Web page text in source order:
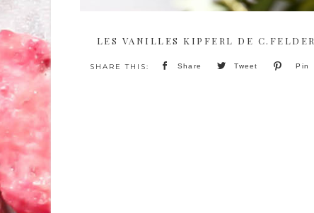
LES VANILLES KIPFERL DE C.FELDER
Share Tweet Pin